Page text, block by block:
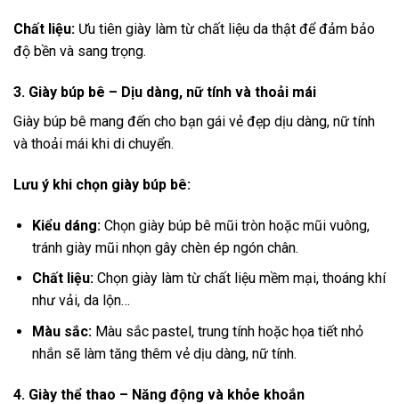
Chất liệu: Ưu tiên giày làm từ chất liệu da thật để đảm bảo
độ bền và sang trọng.
3. Giày búp bê – Dịu dàng, nữ tính và thoải mái
Giày búp bê mang đến cho bạn gái vẻ đẹp dịu dàng, nữ tính
và thoải mái khi di chuyển.
Lưu ý khi chọn giày búp bê:
Kiểu dáng:Chọn giày búp bê mũi tròn hoặc mũi vuông,
tránh giày mũi nhọn gây chèn ép ngón chân.
Chất liệu:Chọn giày làm từ chất liệu mềm mại, thoáng khí
như vải, da lộn…
Màu sắc:Màu sắc pastel, trung tính hoặc họa tiết nhỏ
nhắn sẽ làm tăng thêm vẻ dịu dàng, nữ tính.
4. Giày thể thao – Năng động và khỏe khoắn